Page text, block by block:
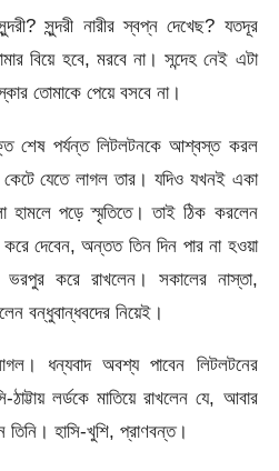
সুন্দরী নারীর স্বপ্ন দেখেছ? যতদূর
বিয়ে হবে, মরবে না। সন্দেহ নেই এটা
তোমাকে পেয়ে বসবে না।
শেষ পর্যন্ত লিটলটনকে আশ্বস্ত করল
যেতে লাগল তার। যদিও যখনই একা
হামলে পড়ে স্মৃতিতে। তাই ঠিক করলেন
করে দেবেন, অন্তত তিন দিন পার না হওয়া
ভরপুর করে রাখলেন। সকালের নাস্তা,
বন্ধুবান্ধবদের নিয়েই।
ধন্যবাদ অবশ্য পাবেন লিটলটনের
লর্ডকে মাতিয়ে রাখলেন যে, আবার
হাসি-খুশি, প্রাণবন্ত।